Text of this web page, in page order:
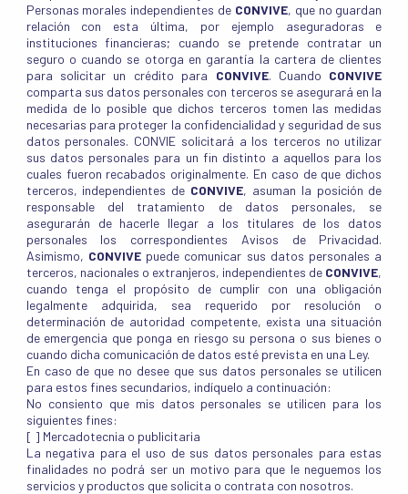
Personas morales independientes de CONVIVE, que no guardan
relación con esta última, por ejemplo aseguradoras e
instituciones financieras; cuando se pretende contratar un
seguro o cuando se otorga en garantía la cartera de clientes
para solicitar un crédito para CONVIVE. Cuando CONVIVE
comparta sus datos personales con terceros se asegurará en la
medida de lo posible que dichos terceros tomen las medidas
necesarias para proteger la confidencialidad y seguridad de sus
datos personales. CONVIE solicitará a los terceros no utilizar
sus datos personales para un fin distinto a aquellos para los
cuales fueron recabados originalmente. En caso de que dichos
terceros, independientes de CONVIVE, asuman la posición de
responsable del tratamiento de datos personales, se
asegurarán de hacerle llegar a los titulares de los datos
personales los correspondientes Avisos de Privacidad.
Asimismo, CONVIVEpuede comunicar sus datos personales a
terceros, nacionales o extranjeros, independientes de CONVIVE,
cuando tenga el propósito de cumplir con una obligación
legalmente adquirida, sea requerido por resolución o
determinación de autoridad competente, exista una situación
de emergencia que ponga en riesgo su persona o sus bienes o
cuando dicha comunicación de datos esté prevista en una Ley.
En caso de que no desee que sus datos personales se utilicen
para estos fines secundarios, indíquelo a continuación:
No consiento que mis datos personales se utilicen para los
siguientes fines:
[ ] Mercadotecnia o publicitaria
La negativa para el uso de sus datos personales para estas
finalidades no podrá ser un motivo para que le neguemos los
servicios y productos que solicita o contrata con nosotros.